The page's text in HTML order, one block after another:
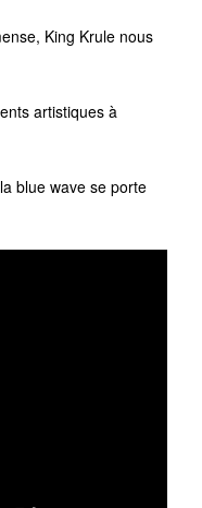
King Krule nous
artistiques à
blue wave se porte